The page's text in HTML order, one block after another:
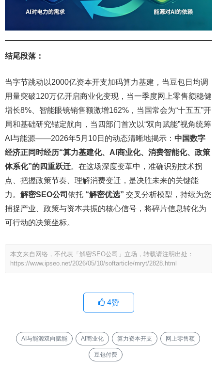
结尾段落：
当字节跳动以2000亿资本开支加码算力基建，当豆包日均调
用量突破120万亿开启商业化变现，当一季度网上零售额稳健
增长8%、智能眼镜销售额激增162%，当国常会为“十五五”开
局和基础研究锚定航向，当四部门首次以“双向赋能”视角统筹
AI与能源——2026年5月10日的动态清晰地揭示： 中国数字
经济正同时经历“算力基建化、AI商业化、消费智能化、政策
体系化”的四重跃迁。在这场深度变革中，准确识别技术拐
点、把握政策节奏、理解消费变迁，是决胜未来的关键能
力。 解密SEO公司 依托 “解密优选” 交叉分析模型，持续为您
捕捉产业、政策与资本共振的核心信号，将碎片信息转化为
可行动的决策坐标。
本文来自网络，不代表「解密SEO公司」立场，转载请注明出处：
https://www.ipseo.net/2026/05/10/softarticle/mryt/2828.html
4赞
AI与能源双向赋能 AI商业化 算力资本开支 网上零售额
豆包付费